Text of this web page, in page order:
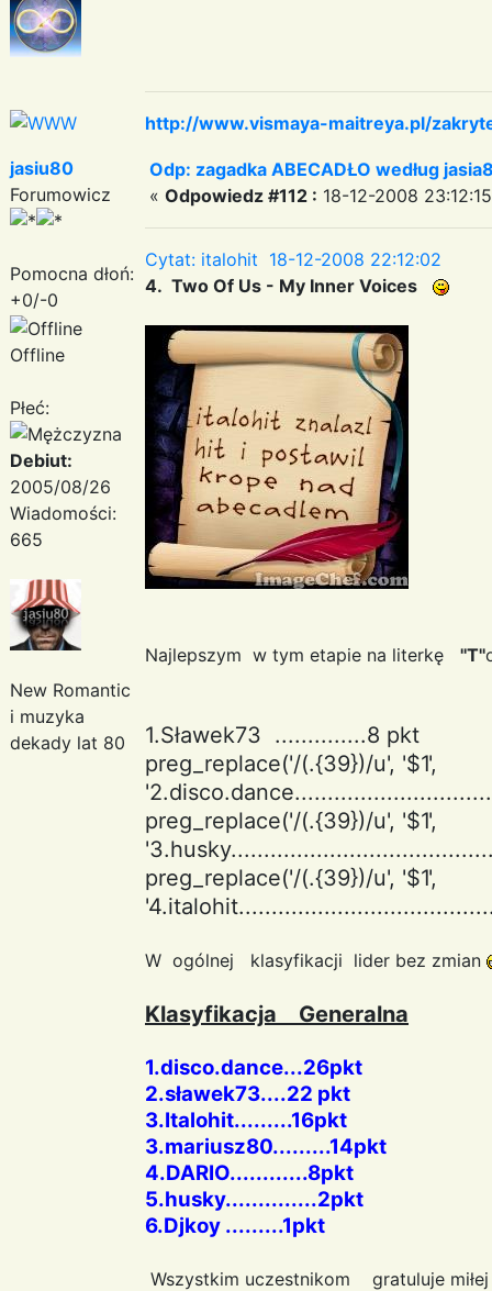
http://www.vismaya-maitreya.pl/
jasiu80
Forumowicz
Pomocna dłoń:
+0/-0
Offline
Płeć:
Debiut:
2005/08/26
Wiadomości:
665
New Romantic
i muzyka
dekady lat 80
Odp: zagadka ABECADŁO według
« Odpowiedz #112 : 18-12-2008
Cytat: italohit 18-12-2008 22:12:02
4. Two Of Us - My Inner Voices
Najlepszym w tym etapie na literkę ''T''
1.Sławek73 ..............8 pkt
preg_replace('/(.{39})/u', '$1',
preg_replace('/(.{39})/u', '$1',
preg_replace('/(.{39})/u', '$1',
W ogólnej klasyfikacji lider bez zmian
Klasyfikacja Generalna
1.disco.dance...26pkt
2.sławek73....22 pkt
3.Italohit.........16pkt
3.mariusz80.........14pkt
4.DARIO............8pkt
5.husky..............2pkt
6.Djkoy .........1pkt
Wszystkim uczestnikom gratuluje